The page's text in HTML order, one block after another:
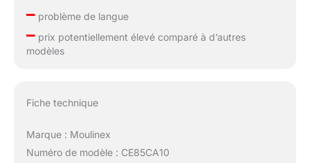
–problème de langue
–prix potentiellement élevé comparé à d’autres
modèles
Fiche technique
Marque : Moulinex
Numéro de modèle : CE85CA10